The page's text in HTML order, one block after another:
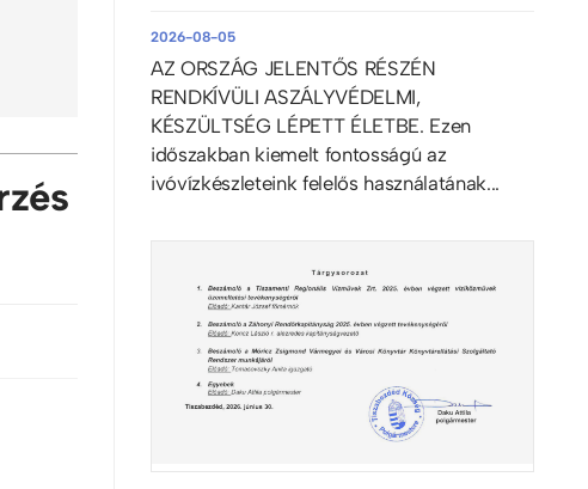
2026-08-05
AZ ORSZÁG JELENTŐS RÉSZÉN
RENDKÍVÜLI ASZÁLYVÉDELMI,
KÉSZÜLTSÉG LÉPETT ÉLETBE. Ezen
időszakban kiemelt fontosságú az
ivóvízkészleteink felelős használatának...